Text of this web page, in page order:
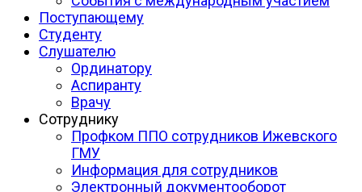
Поступающему
Студенту
Слушателю
Ординатору
Аспиранту
Врачу
Сотруднику
Профком ППО сотрудников Ижевского
ГМУ
Информация для сотрудников
Электронный документооборот